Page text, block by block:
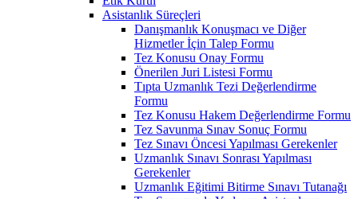
Asistanlık Süreçleri
Danışmanlık Konuşmacı ve Diğer
Hizmetler İçin Talep Formu
Tez Konusu Onay Formu
Önerilen Juri Listesi Formu
Tıpta Uzmanlık Tezi Değerlendirme
Formu
Tez Konusu Hakem Değerlendirme Formu
Tez Savunma Sınav Sonuç Formu
Tez Sınavı Öncesi Yapılması Gerekenler
Uzmanlık Sınavı Sonrası Yapılması
Gerekenler
Uzmanlık Eğitimi Bitirme Sınavı Tutanağı